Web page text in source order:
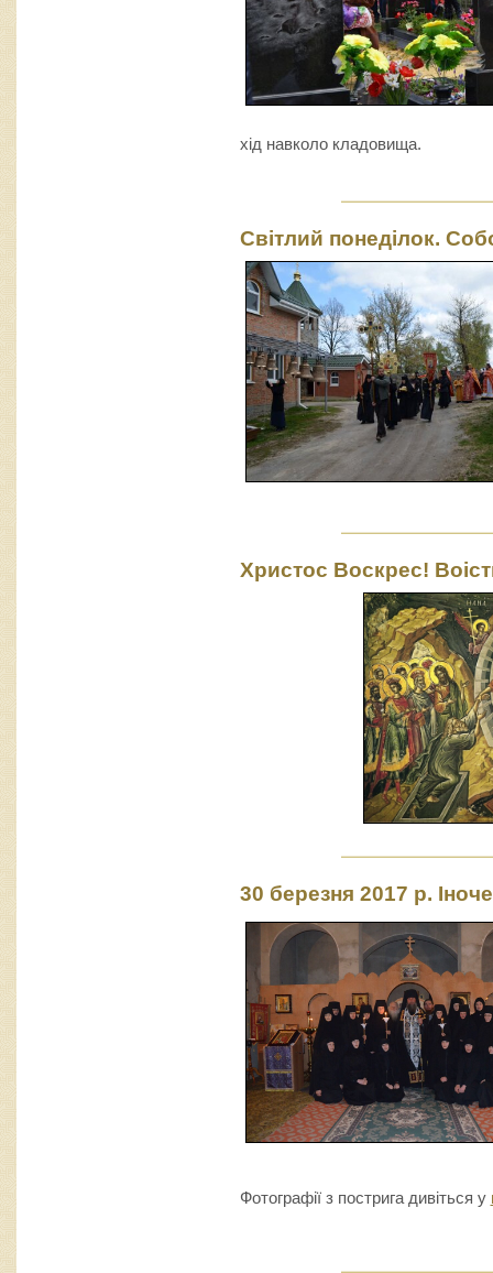
хід навколо кладовища.
Світлий понеділок.
Христос Воскрес!
30 березня 2017 р.
Фотографії з пострига дивіться у